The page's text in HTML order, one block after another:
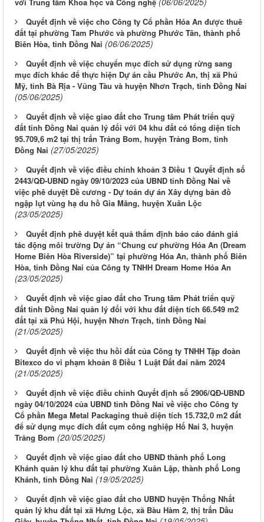
Quyết định về việc cho Công ty Cổ phần Hóa An được thuê
đất tại phường Tam Phước và phường Phước Tân, thành phố
Biên Hòa, tỉnh Đồng Nai (06/06/2025)
Quyết định về việc chuyển mục đích sử dụng rừng sang
mục đích khác để thực hiện Dự án cầu Phước An, thị xã Phú
Mỹ, tỉnh Bà Rịa - Vũng Tàu và huyện Nhơn Trạch, tỉnh Đồng Nai
(05/06/2025)
Quyết định về việc giao đất cho Trung tâm Phát triển quỹ
đất tỉnh Đồng Nai quản lý đối với 04 khu đất có tổng diện tích
95.709,6 m2 tại thị trấn Trảng Bom, huyện Trảng Bom, tỉnh
Đồng Nai (27/05/2025)
Quyết định về việc điều chỉnh khoản 3 Điều 1 Quyết định số
2443/QĐ-UBND ngày 09/10/2023 của UBND tỉnh Đồng Nai về
việc phê duyệt Đề cương - Dự toán dự án Xây dựng bản đồ
ngập lụt vùng hạ du hồ Gia Măng, huyện Xuân Lộc
(23/05/2025)
Quyết định phê duyệt kết quả thẩm định báo cáo đánh giá
tác động môi trường Dự án “Chung cư phường Hóa An (Dream
Home Biên Hòa Riverside)” tại phường Hóa An, thành phố Biên
Hòa, tỉnh Đồng Nai của Công ty TNHH Dream Home Hóa An
(23/05/2025)
Quyết định về việc giao đất cho Trung tâm Phát triển quỹ
đất tỉnh Đồng Nai quản lý đối với khu đất diện tích 66.549 m2
đất tại xã Phú Hội, huyện Nhơn Trạch, tỉnh Đồng Nai
(21/05/2025)
Quyết định về việc thu hồi đất của Công ty TNHH Tập đoàn
Bitexco do vi phạm khoản 8 Điều 1 Luật Đất đai năm 2024
(21/05/2025)
Quyết định về việc điều chỉnh Quyết định số 2906/QĐ-UBND
ngày 04/10/2024 của UBND tỉnh Đồng Nai về việc cho Công ty
Cổ phần Mega Metal Packaging thuê diện tích 15.732,0 m2 đất
để sử dụng mục đích đất cụm công nghiệp Hố Nai 3, huyện
Trảng Bom (20/05/2025)
Quyết định về việc giao đất cho UBND thành phố Long
Khánh quản lý khu đất tại phường Xuân Lập, thành phố Long
Khánh, tỉnh Đồng Nai (19/05/2025)
Quyết định về việc giao đất cho UBND huyện Thống Nhất
quản lý khu đất tại xã Hưng Lộc, xã Bàu Hàm 2, thị trấn Dầu